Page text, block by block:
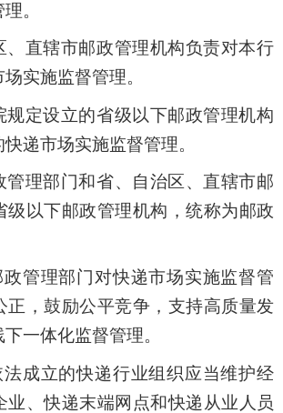
。
、直辖市邮政管理机构负责对本行
实施监督管理。
规定设立的省级以下邮政管理机构
递市场实施监督管理。
管理部门和省、自治区、直辖市邮
级以下邮政管理机构，统称为邮政
管理部门对快递市场实施监督管
正，鼓励公平竞争，支持高质量发
一体化监督管理。
成立的快递行业组织应当维护经
业、快递末端网点和快递从业人员